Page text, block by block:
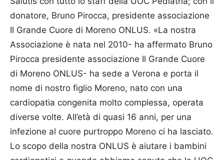
donatore, Bruno Pirocca, presidente associazione
Il Grande Cuore di Moreno ONLUS. «La nostra
Associazione è nata nel 2010- ha affermato Bruno
Pirocca presidente associazione Il Grande Cuore
di Moreno ONLUS- ha sede a Verona e porta il
nome di nostro figlio Moreno, nato con una
cardiopatia congenita molto complessa, operata
diverse volte. All’età di quasi 16 anni, per una
infezione al cuore purtroppo Moreno ci ha lasciato.
Lo scopo della nostra ONLUS è aiutare i bambini